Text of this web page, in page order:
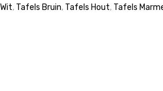
, Tafels Bruin, Tafels Hout, Tafels